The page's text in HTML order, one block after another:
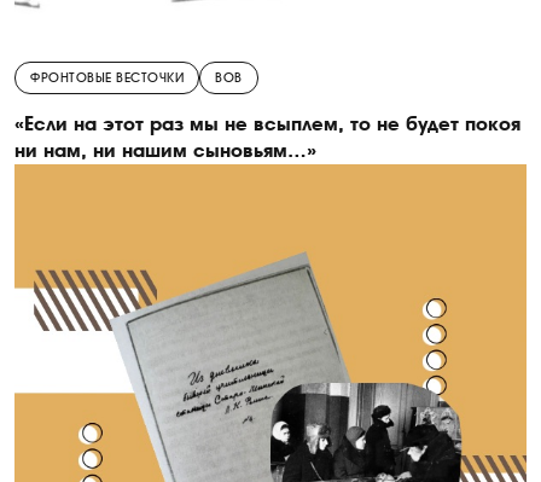
ФРОНТОВЫЕ ВЕСТОЧКИ ВОВ
«Если на этот раз мы не всыплем, то не будет покоя
ни нам, ни нашим сыновьям…»